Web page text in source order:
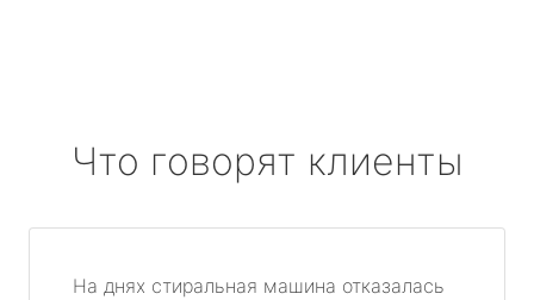
Что говорят клиенты
На днях стиральная машина отказалась